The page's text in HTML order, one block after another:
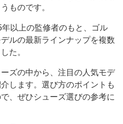
ものです。
以上の監修者のもと、ゴル
ルの最新ラインナップを複数
た。
ズの中から、注目の人気モデ
します。選び方のポイントも
、ぜひシューズ選びの参考に